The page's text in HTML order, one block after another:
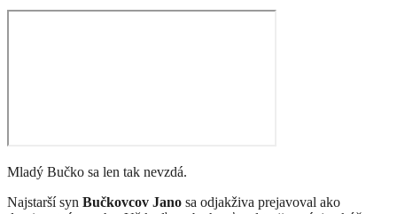
Mladý Bučko sa len tak nevzdá.
Najstarší syn Bučkovcov Jano sa odjakživa prejavoval ako